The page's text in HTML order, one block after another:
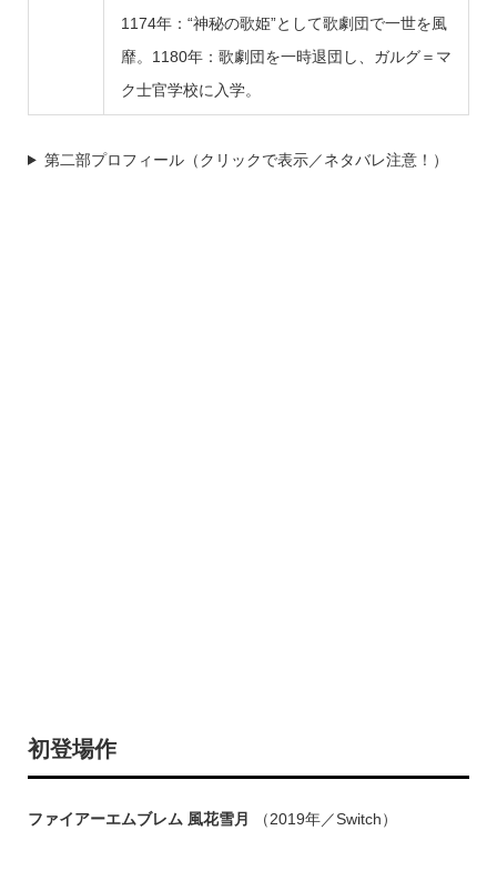
1174年：“神秘の歌姫”として歌劇団で一世を風
靡。1180年：歌劇団を一時退団し、ガルグ＝マ
ク士官学校に入学。
第二部プロフィール（クリックで表示／ネタバレ注意！）
初登場作
ファイアーエムブレム 風花雪月 （2019年／Switch）